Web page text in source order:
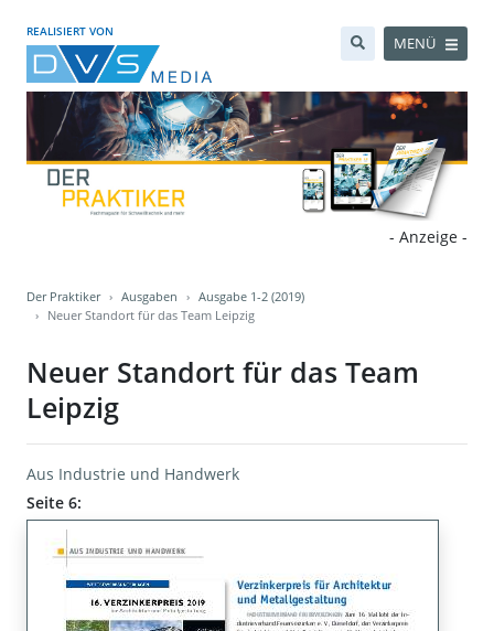
REALISIERT VON
MENÜ
- Anzeige -
Der Praktiker Ausgaben
Ausgabe 1-2 (2019)
Neuer Standort für das Team Leipzig
Neuer Standort für das Team
Leipzig
Aus Industrie und Handwerk
Seite 6: